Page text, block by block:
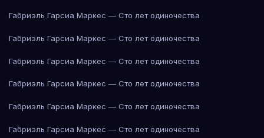
Габриэль Гарсиа Маркес — Сто лет одиночества
Габриэль Гарсиа Маркес — Сто лет одиночества
Габриэль Гарсиа Маркес — Сто лет одиночества
Габриэль Гарсиа Маркес — Сто лет одиночества
Габриэль Гарсиа Маркес — Сто лет одиночества
Габриэль Гарсиа Маркес — Сто лет одиночества